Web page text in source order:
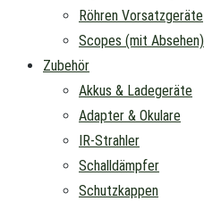
Röhren Vorsatzgeräte
Scopes (mit Absehen)
Zubehör
Akkus & Ladegeräte
Adapter & Okulare
IR-Strahler
Schalldämpfer
Schutzkappen